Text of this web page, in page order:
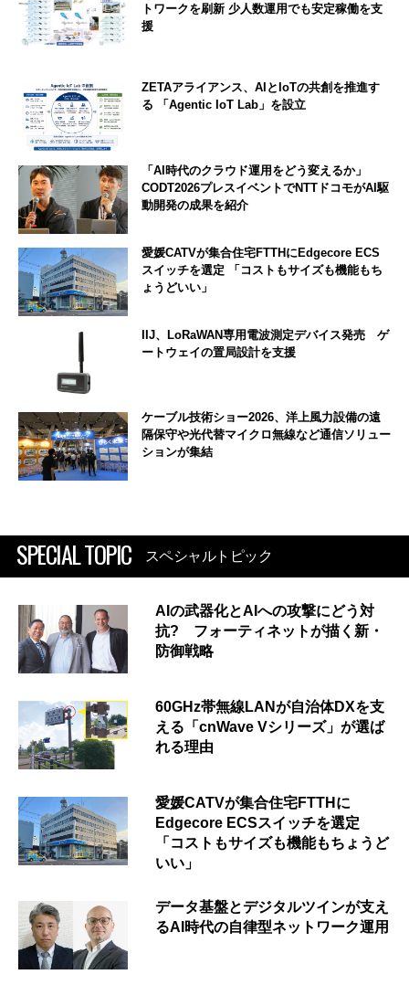
トワークを刷新 少人数運用でも安定稼働を支
援
ZETAアライアンス、AIとIoTの共創を推進す
る 「Agentic IoT Lab」を設立
「AI時代のクラウド運用をどう変えるか」
CODT2026プレスイベントでNTTドコモがAI駆
動開発の成果を紹介
愛媛CATVが集合住宅FTTHにEdgecore ECS
スイッチを選定 「コストもサイズも機能もち
ょうどいい」
IIJ、LoRaWAN専用電波測定デバイス発売 ゲ
ートウェイの置局設計を支援
ケーブル技術ショー2026、洋上風力設備の遠
隔保守や光代替マイクロ無線など通信ソリュー
ションが集結
SPECIAL TOPIC スペシャルトピック
AIの武器化とAIへの攻撃にどう対
抗? フォーティネットが描く新・
防御戦略
60GHz帯無線LANが自治体DXを支
える「cnWave Vシリーズ」が選ば
れる理由
愛媛CATVが集合住宅FTTHに
Edgecore ECSスイッチを選定
「コストもサイズも機能もちょうど
いい」
データ基盤とデジタルツインが支え
るAI時代の自律型ネットワーク運用